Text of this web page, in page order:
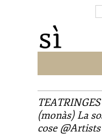
(monàs) La
cose